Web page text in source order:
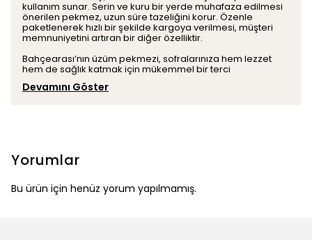
kullanım sunar. Serin ve kuru bir yerde muhafaza edilmesi
önerilen pekmez, uzun süre tazeliğini korur. Özenle
paketlenerek hızlı bir şekilde kargoya verilmesi, müşteri
memnuniyetini artıran bir diğer özelliktir.
Bahçearası’nın üzüm pekmezi, sofralarınıza hem lezzet
hem de sağlık katmak için mükemmel bir terci
Devamını Göster
Yorumlar
Bu ürün için henüz yorum yapılmamış.